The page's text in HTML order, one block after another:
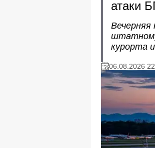
атаки
Вечерняя
штатному
курорта
06.08.2026